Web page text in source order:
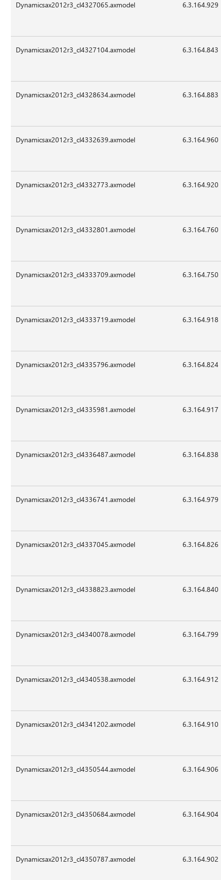
Dynamicsax2012r3_cl4327065.axmodel 6.3.164.929
Dynamicsax2012r3_cl4327104.axmodel 6.3.164.843
Dynamicsax2012r3_cl4328634.axmodel 6.3.164.883
Dynamicsax2012r3_cl4332639.axmodel 6.3.164.960
Dynamicsax2012r3_cl4332773.axmodel 6.3.164.920
Dynamicsax2012r3_cl4332801.axmodel 6.3.164.760
Dynamicsax2012r3_cl4333709.axmodel 6.3.164.750
Dynamicsax2012r3_cl4333719.axmodel 6.3.164.918
Dynamicsax2012r3_cl4335796.axmodel 6.3.164.824
Dynamicsax2012r3_cl4335981.axmodel 6.3.164.917
Dynamicsax2012r3_cl4336487.axmodel 6.3.164.838
Dynamicsax2012r3_cl4336741.axmodel 6.3.164.979
Dynamicsax2012r3_cl4337045.axmodel 6.3.164.826
Dynamicsax2012r3_cl4338823.axmodel 6.3.164.840
Dynamicsax2012r3_cl4340078.axmodel 6.3.164.799
Dynamicsax2012r3_cl4340538.axmodel 6.3.164.912
Dynamicsax2012r3_cl4341202.axmodel 6.3.164.910
Dynamicsax2012r3_cl4350544.axmodel 6.3.164.906
Dynamicsax2012r3_cl4350684.axmodel 6.3.164.904
Dynamicsax2012r3_cl4350787.axmodel 6.3.164.902